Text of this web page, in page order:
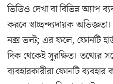
ভিডিও দেখা বা বিভিন্ন অ্যাপ
করবে স্বাচ্ছন্দ্যদায়ক
নক্স ভল্ট; এর ফলে, ফোনটি
দিক থেকেই সুরক্ষিত। তথ্যের
ব্যবহারকারীরা ফোনটি